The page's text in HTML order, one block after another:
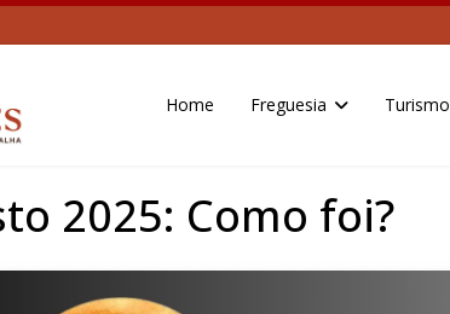
Home Freguesia Turismo
2025: Como foi?